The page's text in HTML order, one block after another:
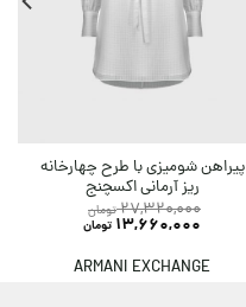
پیراهن شومیزی با طرح چهارخانه
ریز آرمانی اکسچنج
27,320,000 تومان
13,660,000 تومان
ARMANI EXCHANGE